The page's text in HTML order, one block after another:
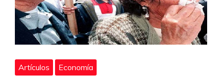
Artículos Economía